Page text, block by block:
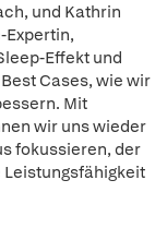
und Kathrin
Effekt und
Cases, wie wir
Mit
wir uns wieder
fokussieren, der